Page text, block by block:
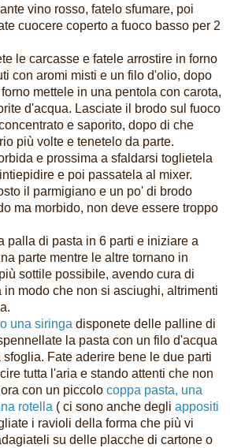
vino rosso, fatelo sfumare, poi
cuocere coperto a fuoco basso per 2
le carcasse e fatele arrostire in forno
con aromi misti e un filo d'olio, dopo
mettele in una pentola con carota,
d'acqua. Lasciate il brodo sul fuoco
e saporito, dopo di che
più volte e tenetelo da parte.
e prossima a sfaldarsi toglietela
e poi passatela al mixer.
il parmigiano e un po' di brodo
ma morbido, non deve essere troppo
palla di pasta in 6 parti e iniziare a
parte mentre le altre tornano in
sottile possibile, avendo cura di
modo che non si asciughi, altrimenti
una siringa disponete delle palline di
la pasta con un filo d'acqua
Fate aderire bene le due parti
tutta l'aria e stando attenti che non
con un piccolo coppa pasta, una
rotella ( ci sono anche degli appositi
i ravioli della forma che più vi
su delle placche di cartone o